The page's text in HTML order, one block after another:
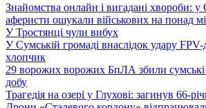
Знайомства онлайн і вигадані хвороби: у
аферисти ошукали військових на понад
У Тростянці чули вибух
У Сумській громаді внаслідок удару
хлопчик
29 ворожих ворожих БпЛА збили
добу
Трагедія на озері у Глухові: загинув 66-